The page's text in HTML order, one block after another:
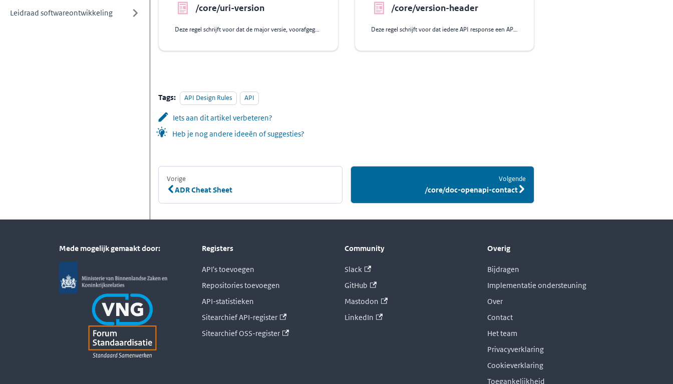
Leidraad softwareontwikkeling
/core/uri-version
Deze regel schrijft voor dat de major versie, voorafgegaan door de letter v,
/core/version-header
Deze regel schrijft voor dat iedere API response een API-Version response
Tags: API Design Rules API
Iets aan dit artikel verbeteren?
Heb je nog andere ideeën of suggesties?
Vorige
ADR Cheat Sheet
Volgende
/core/doc-openapi-contact
Mede mogelijk gemaakt door: Registers
API's toevoegen
Repositories toevoegen
API-statistieken
Sitearchief API-register
Sitearchief OSS-register
Community
Slack
GitHub
Mastodon
LinkedIn
Overig
Bijdragen
Implementatie ondersteuning
Over
Contact
Het team
Privacyverklaring
Cookieverklaring
Toegankelijkheid